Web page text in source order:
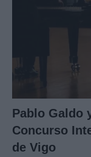
Pablo Galdo
Concurso
de Vigo